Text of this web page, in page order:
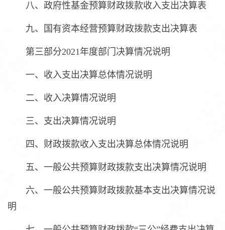
八、政府性基金预算财政拨款收入支出决算表
九、国有资本经营预算财政拨款支出决算表
第三部分2021年度部门决算情况说明
一、收入支出决算总体情况说明
二、收入决算情况说明
三、支出决算情况说明
四、财政拨款收入支出决算总体情况说明
五、一般公共预算财政拨款支出决算情况说明
六、一般公共预算财政拨款基本支出决算情况说
明